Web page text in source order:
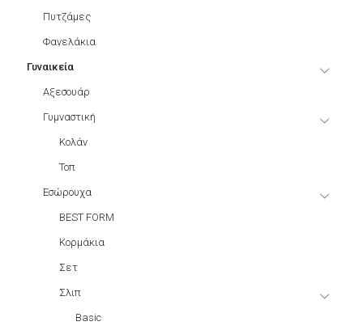
Πυτζάμες
Φανελάκια
Γυναικεία
Αξεσουάρ
Γυμναστική
Κολάν
Τοπ
Εσώρουχα
BEST FORM
Κορμάκια
Σετ
Σλιπ
Basic